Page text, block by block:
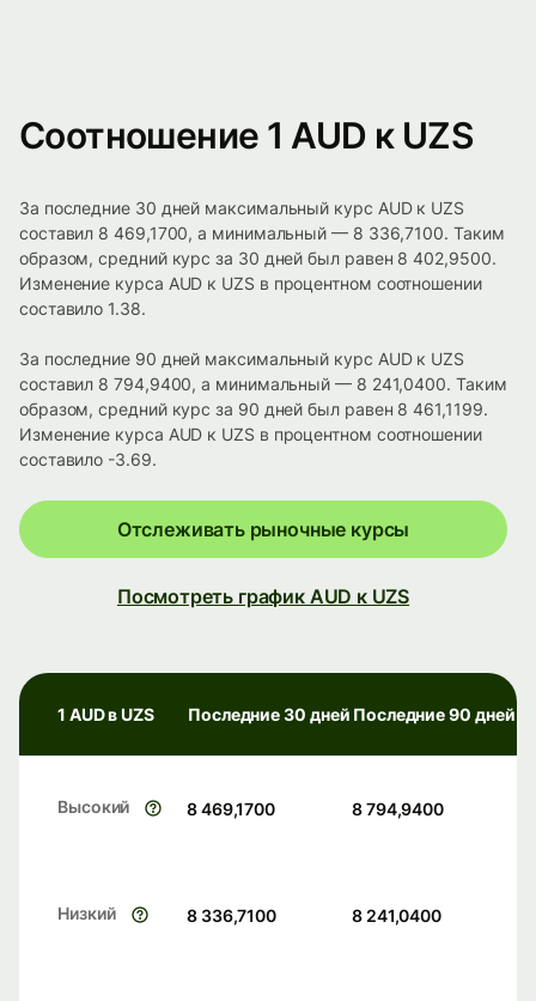
Соотношение 1 AUD к UZS
За последние 30 дней максимальный курс AUD к UZS
составил 8 469,1700, а минимальный — 8 336,7100. Таким
образом, средний курс за 30 дней был равен 8 402,9500.
Изменение курса AUD к UZS в процентном соотношении
составило 1.38.
За последние 90 дней максимальный курс AUD к UZS
составил 8 794,9400, а минимальный — 8 241,0400. Таким
образом, средний курс за 90 дней был равен 8 461,1199.
Изменение курса AUD к UZS в процентном соотношении
составило -3.69.
Отслеживать рыночные курсы
Посмотреть график AUD к UZS
1 AUD в UZS Последние 30 дней Последние 90 дней
Высокий 8 469,1700 8 794,9400
Низкий 8 336,7100 8 241,0400